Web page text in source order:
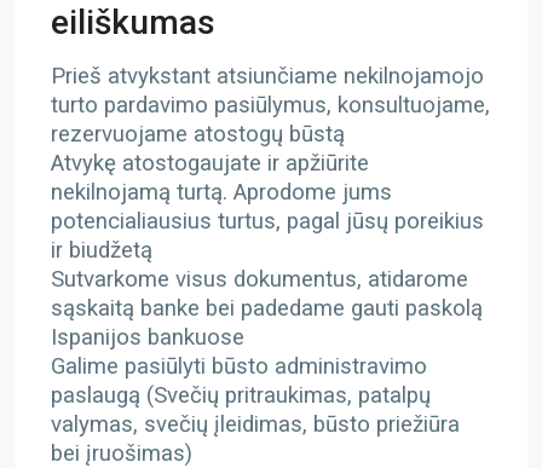
eiliškumas
Prieš atvykstant atsiunčiame nekilnojamojo
turto pardavimo pasiūlymus, konsultuojame,
rezervuojame atostogų būstą
Atvykę atostogaujate ir apžiūrite
nekilnojamą turtą. Aprodome jums
potencialiausius turtus, pagal jūsų poreikius
ir biudžetą
Sutvarkome visus dokumentus, atidarome
sąskaitą banke bei padedame gauti paskolą
Ispanijos bankuose
Galime pasiūlyti būsto administravimo
paslaugą (Svečių pritraukimas, patalpų
valymas, svečių įleidimas, būsto priežiūra
bei įruošimas)